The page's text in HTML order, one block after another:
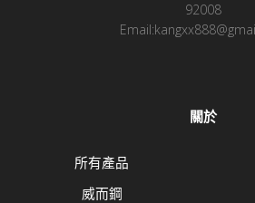
92008
關於
所有產品
威而鋼